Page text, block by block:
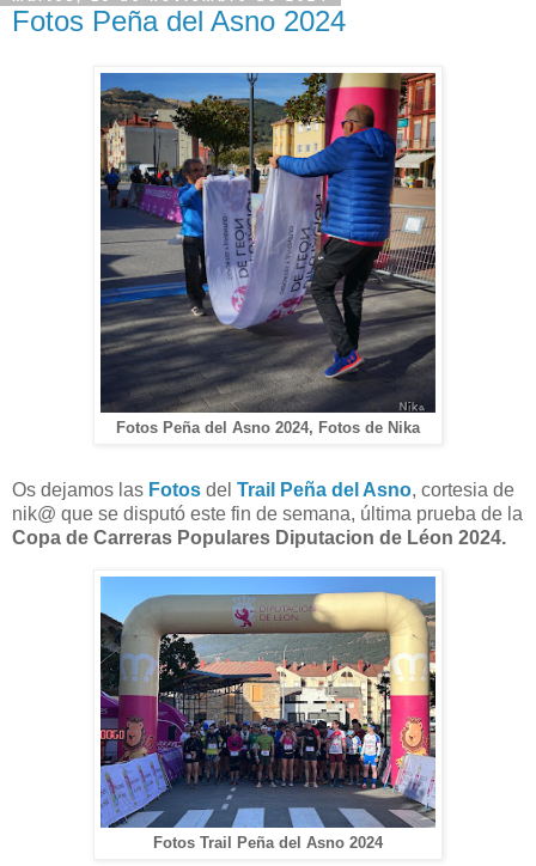
Fotos Peña del Asno 2024
Fotos Peña del Asno 2024, Fotos de Nika
Os dejamos las Fotos del Trail Peña del Asno, cortesia de
nik@ que se disputó este fin de semana, última prueba de la
Copa de Carreras Populares Diputacion de Léon 2024.
Fotos Trail Peña del Asno 2024